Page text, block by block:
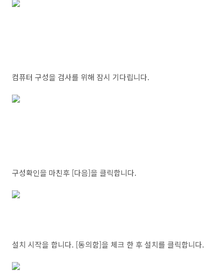
컴퓨터 구성을 검사를 위해 잠시 기다립니다.
구성확인을 마친후 [다음]을 클릭합니다.
설치 시작을 합니다. [동의함]을 체크 한 후 설치를 클릭합니다.